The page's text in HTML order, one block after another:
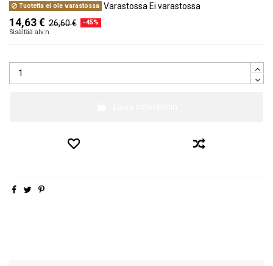
Tuotetta ei ole varastossa Varastossa Ei varastossa
14,63 € 26,60 €
-45%
Sisältää alv:n